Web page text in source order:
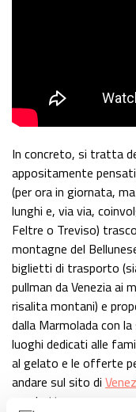
In concreto, si tratta
appositamente
(per ora in giornata,
lunghi e, via via,
Feltre o Treviso)
montagne del
biglietti di trasporto
pullman da Venezia ai
risalita montani) e
dalla Marmolada con
luoghi dedicati alle
al gelato e le offerte
andare sul sito di
pacchetto.